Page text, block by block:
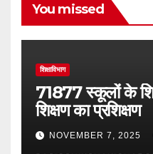
You missed
शिक्षाविभाग
71877 स्कूलों के
शिक्षण का प्रशिक्षण
NOVEMBER 7, 2025